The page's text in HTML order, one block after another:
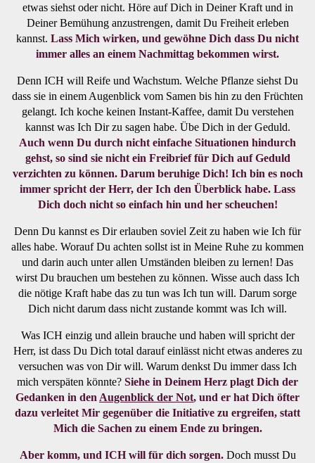
etwas siehst oder nicht. Höre auf Dich in Deiner Kraft und in
Deiner Bemühung anzustrengen, damit Du Freiheit erleben
kannst. Lass Mich wirken, und gewöhne Dich dass Du nicht
immer alles an einem Nachmittag bekommen wirst.
Denn ICH will Reife und Wachstum. Welche Pflanze siehst Du
dass sie in einem Augenblick vom Samen bis hin zu den Früchten
gelangt. Ich koche keinen Instant-Kaffee, damit Du verstehen
kannst was Ich Dir zu sagen habe. Übe Dich in der Geduld.
Auch wenn Du durch nicht einfache Situationen hindurch
gehst, so sind sie nicht ein Freibrief für Dich auf Geduld
verzichten zu können. Darum beruhige Dich! Ich bin es noch
immer spricht der Herr, der Ich den Überblick habe. Lass
Dich doch nicht so einfach hin und her scheuchen!
Denn Du kannst es Dir erlauben soviel Zeit zu haben wie Ich für
alles habe. Worauf Du achten sollst ist in Meine Ruhe zu kommen
und darin auch unter allen Umständen bleiben zu lernen! Das
wirst Du brauchen um bestehen zu können. Wisse auch dass Ich
die nötige Kraft habe das zu tun was Ich tun will. Darum sorge
Dich nicht darum dass nicht zustande kommt was Ich will.
Was ICH einzig und allein brauche und haben will spricht der
Herr, ist dass Du Dich total darauf einlässt nicht etwas anderes zu
versuchen was von Dir will. Warum denkst Du immer dass Ich
mich verspäten könnte? Siehe in Deinem Herz plagt Dich der
Gedanken in den Augenblick der Not, und er hat Dich öfter
dazu verleitet Mir gegenüber die Initiative zu ergreifen, statt
Mich die Sachen zu einem Ende zu bringen.
Aber komm, und ICH will für dich sorgen.Doch musst Du